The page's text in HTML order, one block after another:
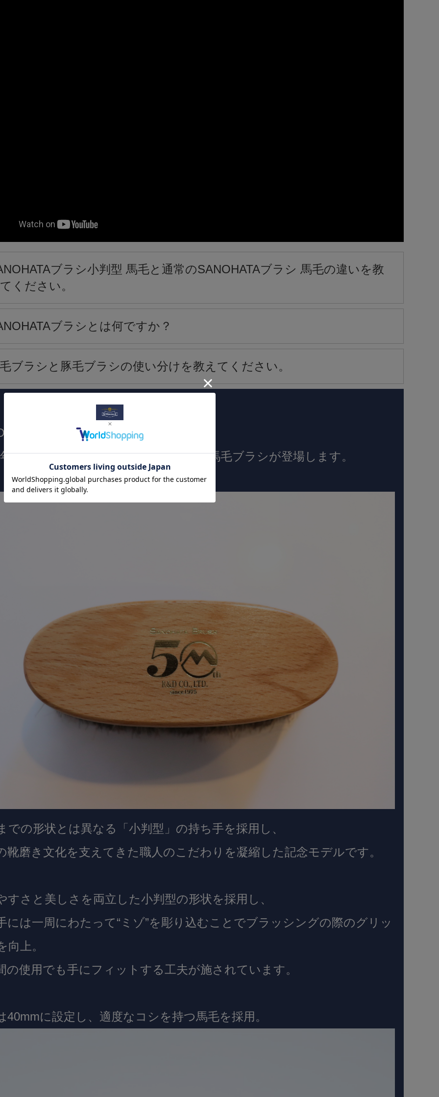
ブラシ小判型 馬毛と通常のSANOHATAブラシ 馬毛の違いを教
ください。
ブラシとは何ですか？
ブラシと豚毛ブラシの使い分けを教えてください。
BRUSH×M.MOWBRAYから
”という節目にふさわしい特別仕様の馬毛ブラシが登場します。
での形状とは異なる「小判型」の持ち手を採用し、
靴磨き文化を支えてきた職人のこだわりを凝縮した記念モデルです。
すさと美しさを両立した小判型の形状を採用し、
には一周にわたって“ミゾ”を彫り込むことでブラッシングの際のグリッ
向上。
の使用でも手にフィットする工夫が施されています。
40mmに設定し、適度なコシを持つ馬毛を採用。